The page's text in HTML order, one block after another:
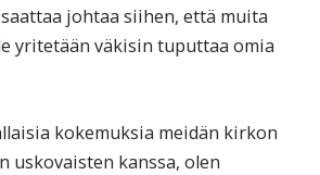
saattaa johtaa siihen, että muita
yritetään väkisin tuputtaa omia
kokemuksia meidän kirkon
uskovaisten kanssa, olen